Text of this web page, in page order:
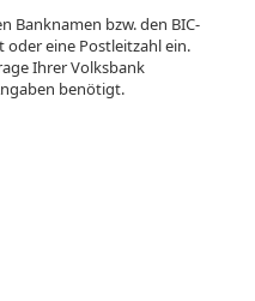
Banknamen bzw. den BIC-
oder eine Postleitzahl ein.
Ihrer Volksbank
benötigt.